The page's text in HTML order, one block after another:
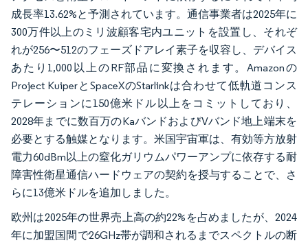
成長率13.62%と予測されています。通信事業者は2025年に
300万件以上のミリ波顧客宅内ユニットを設置し、それぞ
れが256〜512のフェーズドアレイ素子を収容し、デバイス
あたり1,000以上のRF部品に変換されます。Amazonの
Project KuiperとSpaceXのStarlinkは合わせて低軌道コンス
テレーションに150億米ドル以上をコミットしており、
2028年までに数百万のKaバンドおよびVバンド地上端末を
必要とする触媒となります。米国宇宙軍は、有効等方放射
電力60dBm以上の窒化ガリウムパワーアンプに依存する耐
障害性衛星通信ハードウェアの契約を授与することで、さ
らに13億米ドルを追加しました。
欧州は2025年の世界売上高の約22%を占めましたが、2024
年に加盟国間で26GHz帯が調和されるまでスペクトルの断